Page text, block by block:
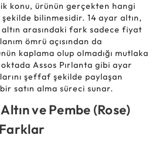
konu, ürünün gerçekten hangi
bilinmesidir. 14 ayar altın,
arasındaki fark sadece fiyat
ömrü açısından da
kaplama olup olmadığı mutlaka
Assos Pırlanta gibi ayar
şeffaf şekilde paylaşan
satın alma süreci sunar.
ve Pembe (Rose)
Farklar